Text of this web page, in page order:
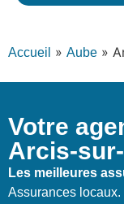
Accueil » Aube »
Votre
Arcis-
Les meilleures
Assurances